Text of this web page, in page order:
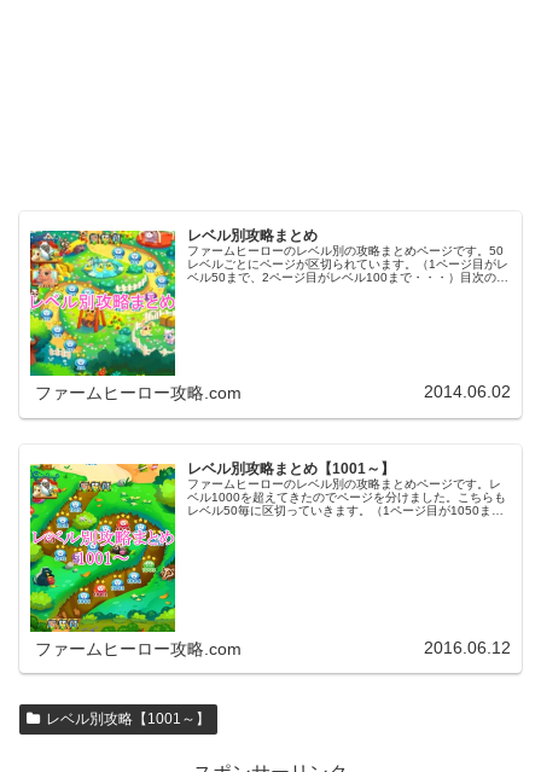
レベル別攻略まとめ
ファームヒーローのレベル別の攻略まとめページです。50
レベルごとにページが区切られています。（1ページ目がレ
ベル50まで、2ページ目がレベル100まで・・・）目次のリ
ファームヒーロー攻略.com 2014.06.02
レベル別攻略まとめ【1001～】
ファームヒーローのレベル別の攻略まとめページです。レ
ベル1000を超えてきたのでページを分けました。こちらも
レベル50毎に区切っていきます。（1ページ目が1050ま
ファームヒーロー攻略.com 2016.06.12
レベル別攻略【1001～】